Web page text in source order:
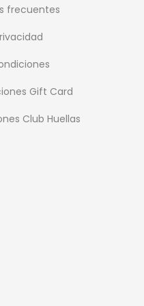
frecuentes
Gift Card
Club Huellas